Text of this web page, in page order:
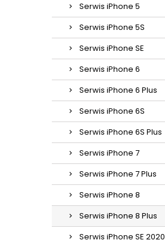
Serwis iPhone 5
Serwis iPhone 5S
Serwis iPhone SE
Serwis iPhone 6
Serwis iPhone 6 Plus
Serwis iPhone 6S
Serwis iPhone 6S Plus
Serwis iPhone 7
Serwis iPhone 7 Plus
Serwis iPhone 8
Serwis iPhone 8 Plus
Serwis iPhone SE 2020